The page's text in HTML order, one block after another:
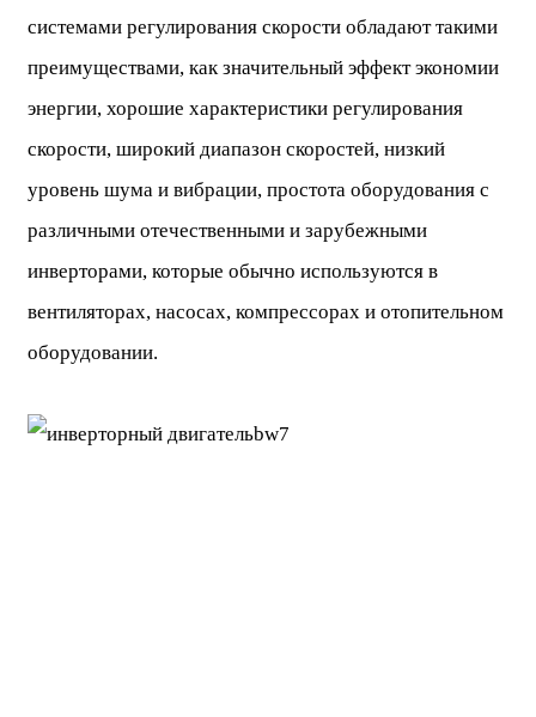
системами регулирования скорости обладают такими
преимуществами, как значительный эффект экономии
энергии, хорошие характеристики регулирования
скорости, широкий диапазон скоростей, низкий
уровень шума и вибрации, простота оборудования с
различными отечественными и зарубежными
инверторами, которые обычно используются в
вентиляторах, насосах, компрессорах и отопительном
оборудовании.